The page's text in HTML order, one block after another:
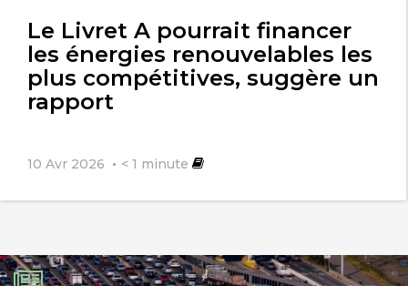
Le Livret A pourrait financer
les énergies renouvelables les
plus compétitives, suggère un
rapport
10 Avr 2026 < 1 minute